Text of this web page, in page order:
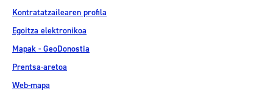
Kontratatzailearen profila
Egoitza elektronikoa
Mapak - GeoDonostia
Prentsa-aretoa
Web-mapa